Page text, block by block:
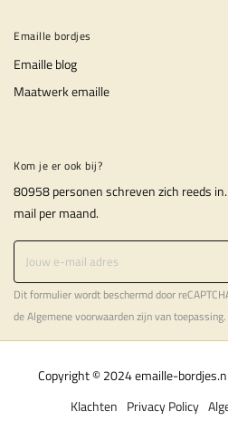
Emaille bordjes
Emaille blog
Maatwerk emaille
Kom je er ook bij?
80958 personen schreven zich reeds
mail per maand.
Dit formulier wordt beschermd door
deAlgemene voorwaardenzijn van toepassing.
Copyright © 2024 emaille-
Privacy Policy
Klachten